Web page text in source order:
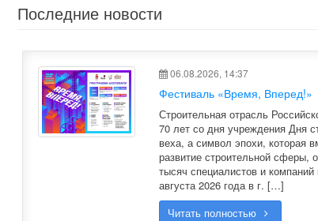
записям
Последние новости
06.08.2026, 14:37
Фестиваль «Время, Вперед!»
Строительная отрасль
70 лет со дня учреждения Дня
веха, а символ эпохи, которая
развитие строительной
тысяч специалистов и
августа 2026 года в г. […]
Читать полностью